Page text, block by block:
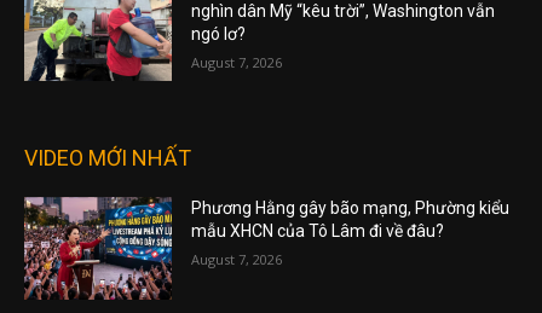
nghìn dân Mỹ “kêu trời”, Washington vẫn
ngó lơ?
August 7, 2026
VIDEO MỚI NHẤT
Phương Hằng gây bão mạng, Phường kiểu
mẫu XHCN của Tô Lâm đi về đâu?
August 7, 2026